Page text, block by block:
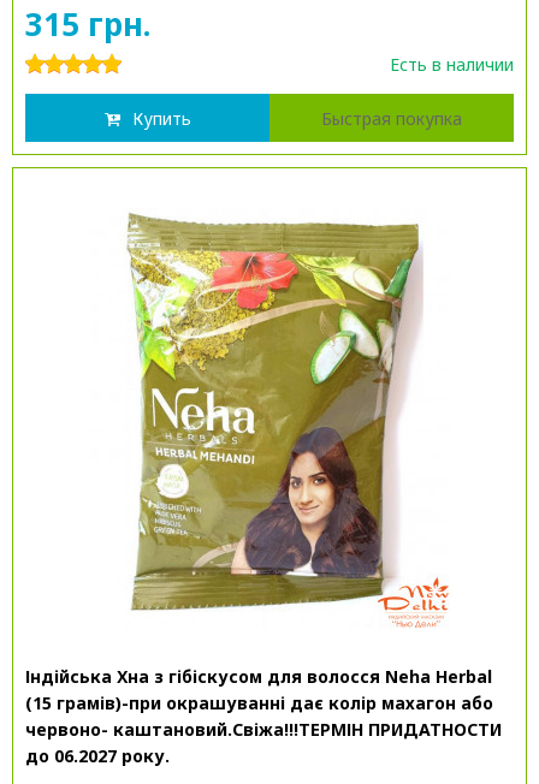
315 грн.
Есть в наличии
Купить Быстрая покупка
Індійська Хна з гібіскусом для волосся Neha Herbal
(15 грамів)-при окрашуванні дає колір махагон або
червоно- каштановий.Свіжа!!!ТЕРМІН ПРИДАТНОСТИ
до 06.2027 року.